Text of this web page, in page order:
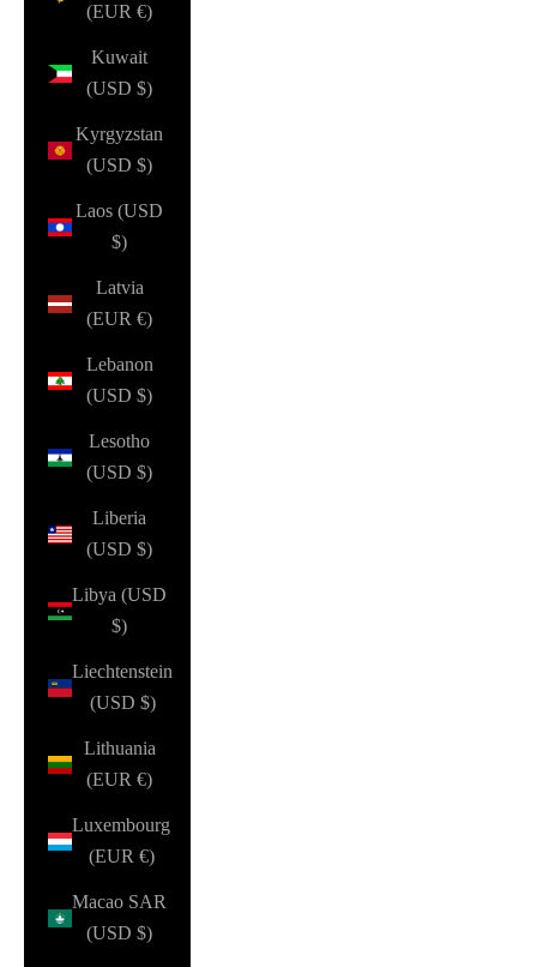
(EUR €)
Kuwait
(USD $)
Kyrgyzstan
(USD $)
Laos (USD
$)
Latvia
(EUR €)
Lebanon
(USD $)
Lesotho
(USD $)
Liberia
(USD $)
Libya (USD
$)
Liechtenstein
(USD $)
Lithuania
(EUR €)
Luxembourg
(EUR €)
Macao SAR
(USD $)